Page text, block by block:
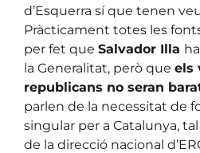
d’Esquerra sí que tenen
Pràcticament totes les
per fet que Salvador Illa
la Generalitat, però que els
republicans no seran
parlen de la necessitat de
singular per a Catalunya,
de la direcció nacional